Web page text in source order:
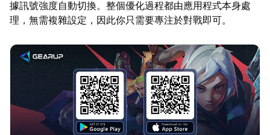
據訊號強度自動切換。整個優化過程都由應用程式本身處
理，無需複雜設定，因此你只需要專注於對戰即可。